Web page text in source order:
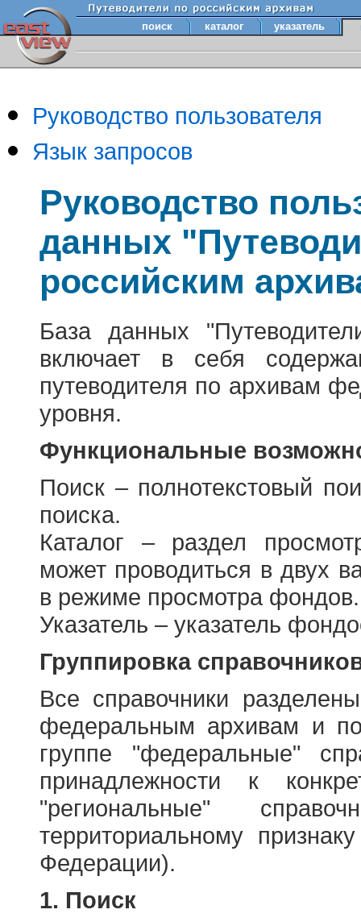
поиск каталог указатель
Руководство пользователя
Язык запросов
Руководство
данных
российским
База данных
включает в себя
путеводителя по архивам
уровня.
Функциональные
Поиск – полнотекстовый
поиска.
Каталог – раздел
может проводиться в двух
в режиме просмотра фондов.
Указатель – указатель
Группировка
Все справочники
федеральным архивам и
группе "федеральные"
принадлежности к
"региональные"
территориальному
Федерации).
1. Поиск